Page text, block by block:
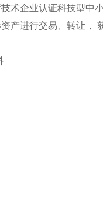
术企业认证科技型中
产进行交易、转让，